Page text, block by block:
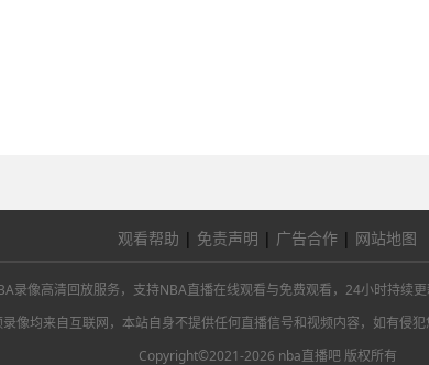
观看帮助 | 免责声明 | 广告合作 | 网站地图
像高清回放服务，支持NBA直播在线观看与免费观看，24小时持续
像均来自互联网，本站自身不提供任何直播信号和视频内容，如有侵犯
Copyright©2021-2026 nba直播吧 版权所有